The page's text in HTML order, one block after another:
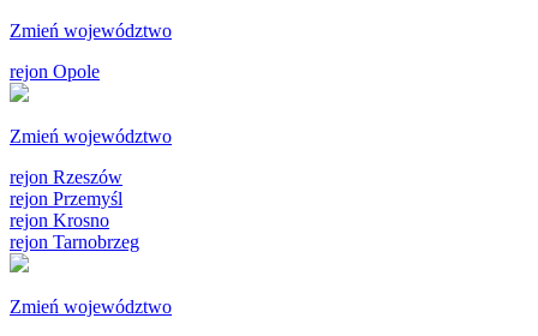
Zmień województwo
rejon Opole
Zmień województwo
rejon Rzeszów
rejon Przemyśl
rejon Krosno
rejon Tarnobrzeg
Zmień województwo